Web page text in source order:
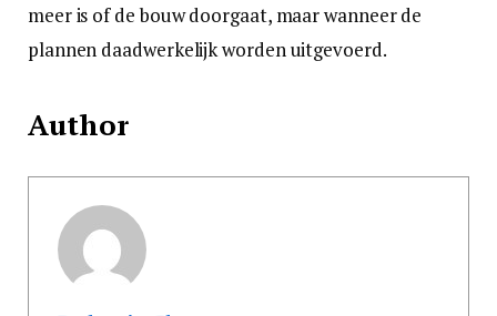
meer is of de bouw doorgaat, maar wanneer de
plannen daadwerkelijk worden uitgevoerd.
Author